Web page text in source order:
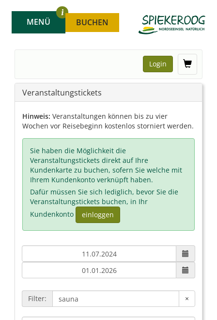
MENÜ BUCHEN
Login
Veranstaltungstickets
Hinweis: Veranstaltungen können bis zu vier
Wochen vor Reisebeginn kostenlos storniert werden.
Sie haben die Möglichkeit die
Veranstaltungstickets direkt auf Ihre
Kundenkarte zu buchen, sofern Sie welche mit
Ihrem Kundenkonto verknüpft haben.
Dafür müssen Sie sich lediglich, bevor Sie die
Veranstaltungstickets buchen, in Ihr
Kundenkonto
einloggen
Filter: ×